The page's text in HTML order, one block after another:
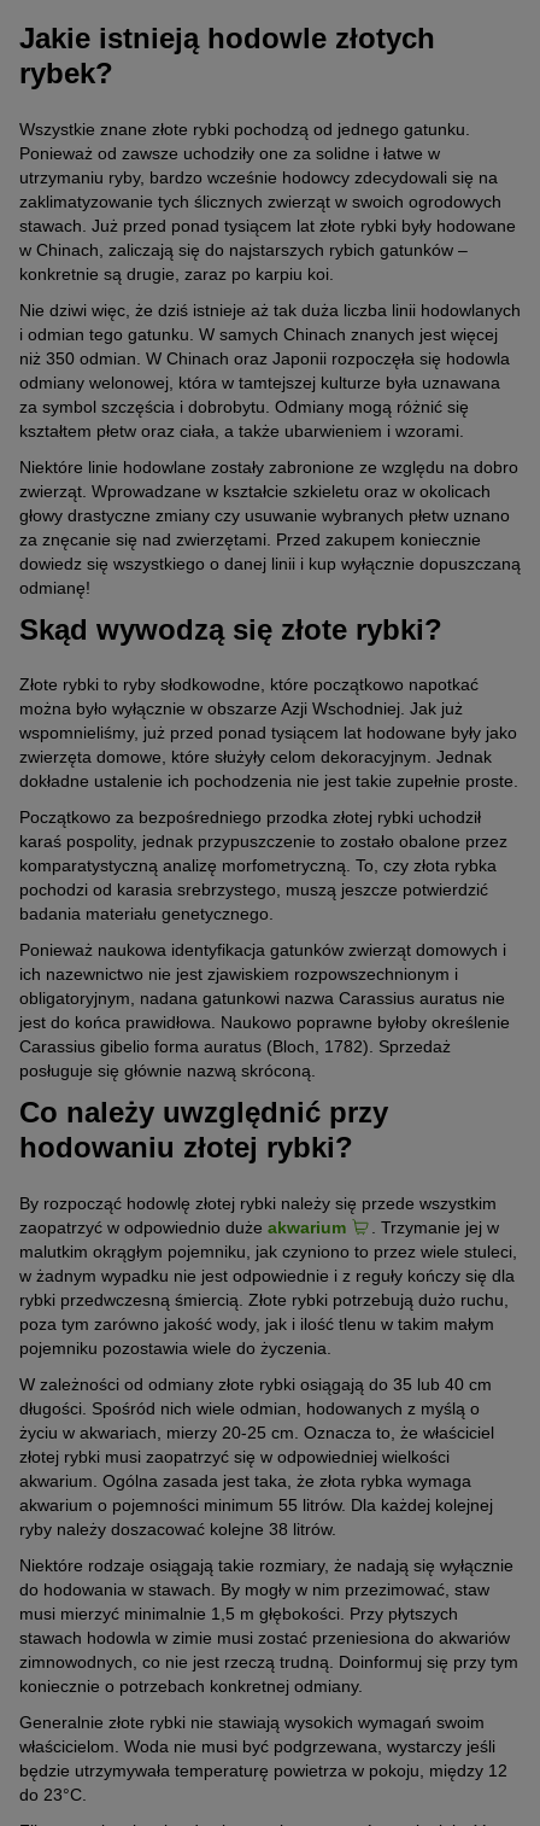
Jakie istnieją hodowle złotych
rybek?
Wszystkie znane złote rybki pochodzą od jednego gatunku.
Ponieważ od zawsze uchodziły one za solidne i łatwe w
utrzymaniu ryby, bardzo wcześnie hodowcy zdecydowali się na
zaklimatyzowanie tych ślicznych zwierząt w swoich ogrodowych
stawach. Już przed ponad tysiącem lat złote rybki były hodowane
w Chinach, zaliczają się do najstarszych rybich gatunków –
konkretnie są drugie, zaraz po karpiu koi.
Nie dziwi więc, że dziś istnieje aż tak duża liczba linii hodowlanych
i odmian tego gatunku. W samych Chinach znanych jest więcej
niż 350 odmian. W Chinach oraz Japonii rozpoczęła się hodowla
odmiany welonowej, która w tamtejszej kulturze była uznawana
za symbol szczęścia i dobrobytu. Odmiany mogą różnić się
kształtem płetw oraz ciała, a także ubarwieniem i wzorami.
Niektóre linie hodowlane zostały zabronione ze względu na dobro
zwierząt. Wprowadzane w kształcie szkieletu oraz w okolicach
głowy drastyczne zmiany czy usuwanie wybranych płetw uznano
za znęcanie się nad zwierzętami. Przed zakupem koniecznie
dowiedz się wszystkiego o danej linii i kup wyłącznie dopuszczaną
odmianę!
Skąd wywodzą się złote rybki?
Złote rybki to ryby słodkowodne, które początkowo napotkać
można było wyłącznie w obszarze Azji Wschodniej. Jak już
wspomnieliśmy, już przed ponad tysiącem lat hodowane były jako
zwierzęta domowe, które służyły celom dekoracyjnym. Jednak
dokładne ustalenie ich pochodzenia nie jest takie zupełnie proste.
Początkowo za bezpośredniego przodka złotej rybki uchodził
karaś pospolity, jednak przypuszczenie to zostało obalone przez
komparatystyczną analizę morfometryczną. To, czy złota rybka
pochodzi od karasia srebrzystego, muszą jeszcze potwierdzić
badania materiału genetycznego.
Ponieważ naukowa identyfikacja gatunków zwierząt domowych i
ich nazewnictwo nie jest zjawiskiem rozpowszechnionym i
obligatoryjnym, nadana gatunkowi nazwa Carassius auratus nie
jest do końca prawidłowa. Naukowo poprawne byłoby określenie
Carassius gibelio forma auratus (Bloch, 1782). Sprzedaż
posługuje się głównie nazwą skróconą.
Co należy uwzględnić przy
hodowaniu złotej rybki?
By rozpocząć hodowlę złotej rybki należy się przede wszystkim
zaopatrzyć w odpowiednio duże akwarium
. Trzymanie jej w
malutkim okrągłym pojemniku, jak czyniono to przez wiele stuleci,
w żadnym wypadku nie jest odpowiednie i z reguły kończy się dla
rybki przedwczesną śmiercią. Złote rybki potrzebują dużo ruchu,
poza tym zarówno jakość wody, jak i ilość tlenu w takim małym
pojemniku pozostawia wiele do życzenia.
W zależności od odmiany złote rybki osiągają do 35 lub 40 cm
długości. Spośród nich wiele odmian, hodowanych z myślą o
życiu w akwariach, mierzy 20-25 cm. Oznacza to, że właściciel
złotej rybki musi zaopatrzyć się w odpowiedniej wielkości
akwarium. Ogólna zasada jest taka, że złota rybka wymaga
akwarium o pojemności minimum 55 litrów. Dla każdej kolejnej
ryby należy doszacować kolejne 38 litrów.
Niektóre rodzaje osiągają takie rozmiary, że nadają się wyłącznie
do hodowania w stawach. By mogły w nim przezimować, staw
musi mierzyć minimalnie 1,5 m głębokości. Przy płytszych
stawach hodowla w zimie musi zostać przeniesiona do akwariów
zimnowodnych, co nie jest rzeczą trudną. Doinformuj się przy tym
koniecznie o potrzebach konkretnej odmiany.
Generalnie złote rybki nie stawiają wysokich wymagań swoim
właścicielom. Woda nie musi być podgrzewana, wystarczy jeśli
będzie utrzymywała temperaturę powietrza w pokoju, między 12
do 23°C.